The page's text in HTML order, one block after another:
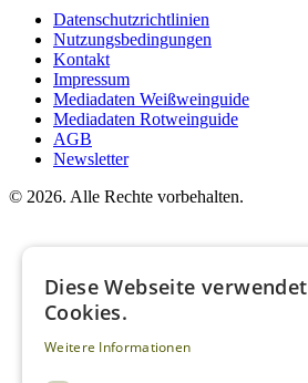
Datenschutzrichtlinien
Nutzungsbedingungen
Kontakt
Impressum
Mediadaten Weißweinguide
Mediadaten Rotweinguide
AGB
Newsletter
© 2026. Alle Rechte vorbehalten.
Diese Webseite verwendet
Cookies.
Weitere Informationen